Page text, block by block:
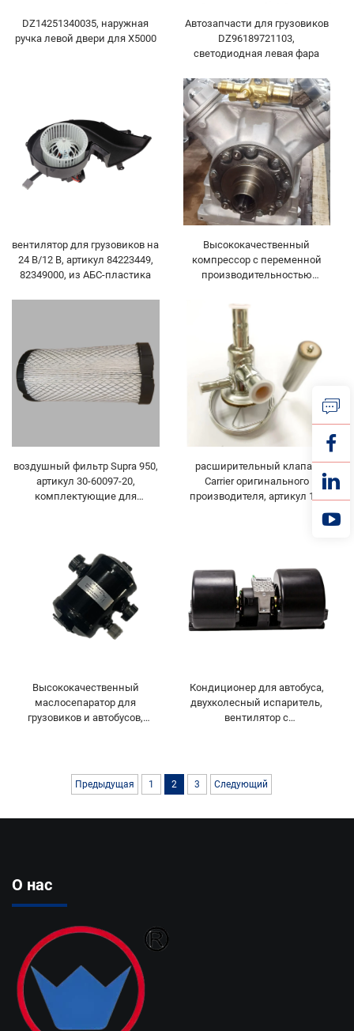
DZ14251340035, наружная
ручка левой двери для X5000
Автозапчасти для грузовиков
DZ96189721103,
светодиодная левая фара
вентилятор для грузовиков на
24 В/12 В, артикул 84223449,
82349000, из АБС-пластика
Высококачественный
компрессор с переменной
производительностью
малогабаритный компрессор
с кривошипным валом,
запчасть Thermo King для
автобусов и грузовых
автомобилей, компонент
Transicold
воздушный фильтр Supra 950,
артикул 30-60097-20,
комплектующие для
рефрижераторных
транспортных средств
расширительный клапан
Carrier оригинального
производителя, артикул 14-
транспортных средств
Высококачественный
маслосепаратор для
грузовиков и автобусов,
300/350/Viento 300
Кондиционер для автобуса,
двухколесный испаритель,
вентилятор с
Предыдущая 1 2 3 Следующий
О нас